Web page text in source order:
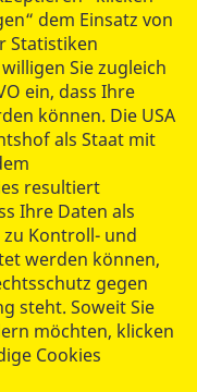
und
kreativen
spielte
wartete
Kaffeerunde auf
für den
Angehörige
Wohnbereiches
war es für alle eine
etwas Vorfreude
dem Einsatz von
Statistiken
Sie zugleich
ein, dass Ihre
können. Die USA
als Staat mit
resultiert
Ihre Daten als
Kontroll- und
werden können,
gegen
steht. Soweit Sie
möchten, klicken
Cookies